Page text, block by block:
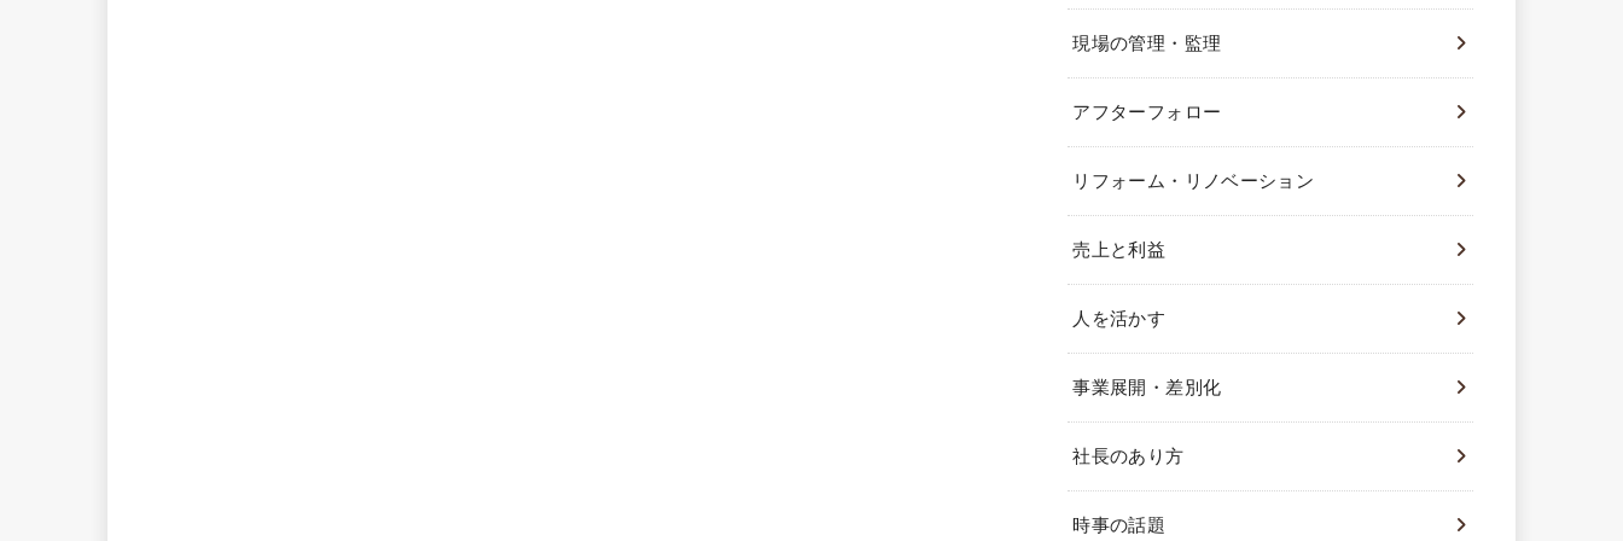
現場の管理・監理
アフターフォロー
リフォーム・リノベーション
売上と利益
人を活かす
事業展開・差別化
社長のあり方
時事の話題